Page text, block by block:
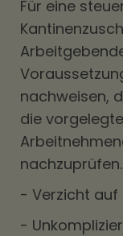
Für eine
nachweisen,
die
nachzuprüfen.
- Verzicht auf
-